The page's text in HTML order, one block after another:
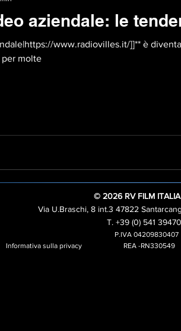
aziendale: le
www.radiovilles.it/]]** è
molte
© 2026 RV FILM ITALIA
Via U.Braschi, 8 int.3 47822
T. +39 (0) 541
P.IVA 04209830407
Informativa sulla privacy
REA -RN330549